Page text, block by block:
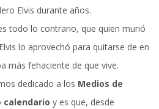
Elvis durante años.
todo lo contrario, que quien murió
lo aprovechó para quitarse de en
más fehaciente de que vive.
dedicado a los Medios de
calendario y es que, desde